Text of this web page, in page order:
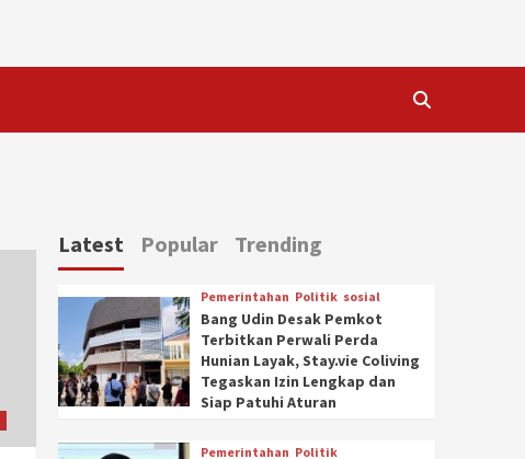
Latest Popular Trending
Pemerintahan Politik sosial
Bang Udin Desak Pemkot
Terbitkan Perwali Perda
Hunian Layak, Stay.vie Coliving
Tegaskan Izin Lengkap dan
Siap Patuhi Aturan
Pemerintahan Politik